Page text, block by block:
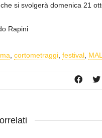
che si svolgerà domenica 21
Rapini
, cortometraggi, festival,